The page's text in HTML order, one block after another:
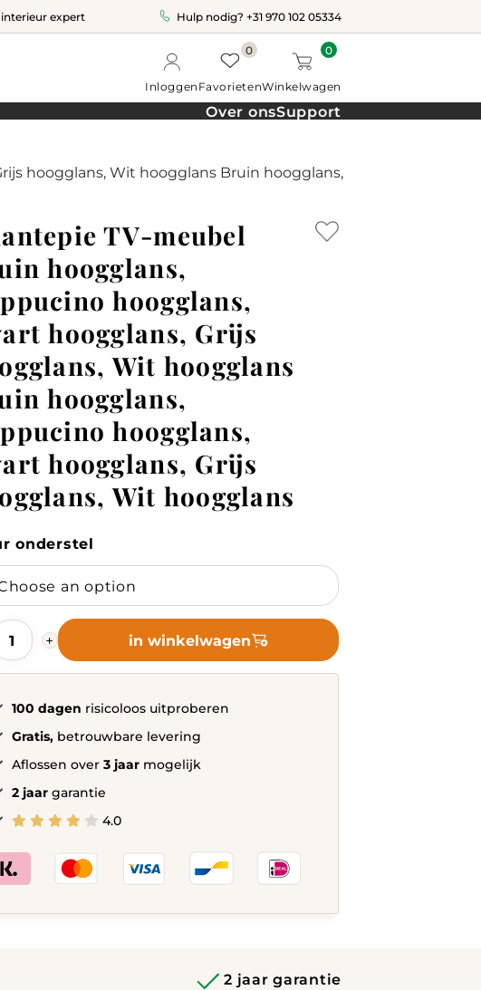
expert Hulp nodig? +31 970 102 05334
Inloggen
0
Favorieten
0
Winkelwagen
Over onsSupport
hoogglans, Wit hoogglans Bruin hoogglans,
TV-meubel
hoogglans,
hoogglans,
hoogglans, Grijs
Wit hoogglans
hoogglans,
hoogglans,
hoogglans, Grijs
Wit hoogglans
onderstel
hoogglans,
+ in winkelwagen
100 dagen risicoloos uitproberen
Gratis,betrouwbare levering
Aflossen over 3 jaarmogelijk
2 jaargarantie
4.0
2 jaar garantie